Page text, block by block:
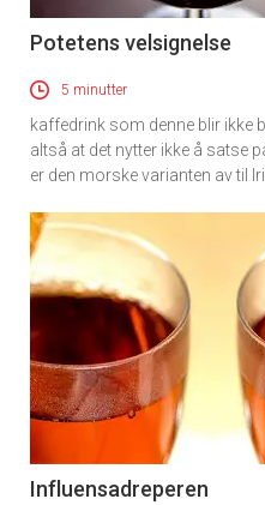
Potetens velsignelse
5 minutter
kaffedrink som denne blir ikke
altså at det nytter ikke å satse
er den morske varianten av til
Influensadreperen